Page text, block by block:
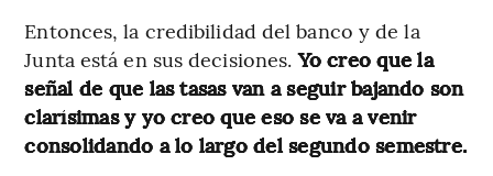
Entonces, la credibilidad del banco y de la
Junta está en sus decisiones. Yo creo que la
señal de que las tasas van a seguir bajando son
clarísimas y yo creo que eso se va a venir
consolidando a lo largo del segundo semestre.